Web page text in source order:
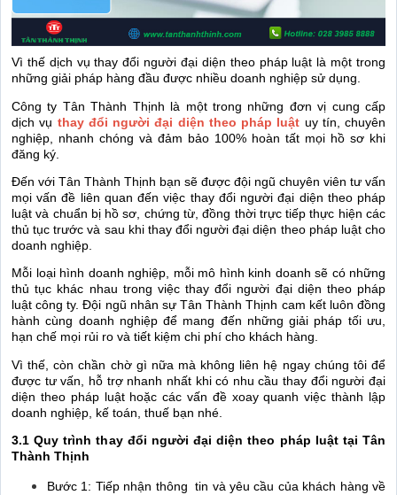
Vì thế dịch vụ thay đổi người đại diện theo pháp luật là một trong
những giải pháp hàng đầu được nhiều doanh nghiệp sử dụng.
Công ty Tân Thành Thịnh là một trong những đơn vị cung cấp
dịch vụ thay đổi người đại diện theo pháp luật uy tín, chuyên
nghiệp, nhanh chóng và đảm bảo 100% hoàn tất mọi hồ sơ khi
đăng ký.
Đến với Tân Thành Thịnh bạn sẽ được đội ngũ chuyên viên tư vấn
mọi vấn đề liên quan đến việc thay đổi người đại diện theo pháp
luật và chuẩn bị hồ sơ, chứng từ, đồng thời trực tiếp thực hiện các
thủ tục trước và sau khi thay đổi người đại diện theo pháp luật cho
doanh nghiệp.
Mỗi loại hình doanh nghiệp, mỗi mô hình kinh doanh sẽ có những
thủ tục khác nhau trong việc thay đổi người đại diện theo pháp
luật công ty. Đội ngũ nhân sự Tân Thành Thịnh cam kết luôn đồng
hành cùng doanh nghiệp để mang đến những giải pháp tối ưu,
hạn chế mọi rủi ro và tiết kiệm chi phí cho khách hàng.
Vì thế, còn chần chờ gì nữa mà không liên hệ ngay chúng tôi để
được tư vấn, hỗ trợ nhanh nhất khi có nhu cầu thay đổi người đại
diện theo pháp luật hoặc các vấn đề xoay quanh việc thành lập
doanh nghiệp, kế toán, thuế bạn nhé.
3.1 Quy trình thay đổi người đại diện theo pháp luật tại Tân
Thành Thịnh
Bước 1: Tiếp nhận thông tin và yêu cầu của khách hàng về